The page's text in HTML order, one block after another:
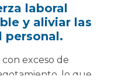
laboral
y aliviar las
personal.
exceso de
lo que